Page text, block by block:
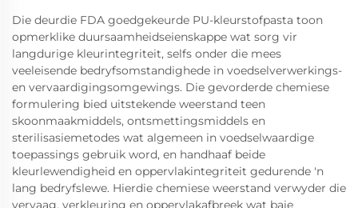
Die deurdie FDA goedgekeurde PU-kleurstofpasta toon
opmerklike duursaamheidseienskappe wat sorg vir
langdurige kleurintegriteit, selfs onder die mees
veeleisende bedryfsomstandighede in voedselverwerkings-
en vervaardigingsomgewings. Die gevorderde chemiese
formulering bied uitstekende weerstand teen
skoonmaakmiddels, ontsmettingsmiddels en
sterilisasiemetodes wat algemeen in voedselwaardige
toepassings gebruik word, en handhaaf beide
kleurlewendigheid en oppervlakintegriteit gedurende 'n
lang bedryfslewe. Hierdie chemiese weerstand verwyder die
vervaag, verkleuring en oppervlakafbreek wat baie